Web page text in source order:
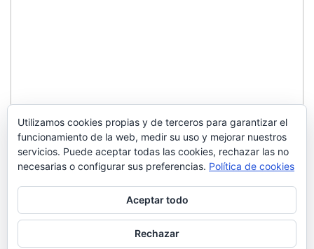
Utilizamos cookies propias y de terceros para garantizar el
funcionamiento de la web, medir su uso y mejorar nuestros
servicios. Puede aceptar todas las cookies, rechazar las no
necesarias o configurar sus preferencias. Política de cookies
Aceptar todo
Rechazar